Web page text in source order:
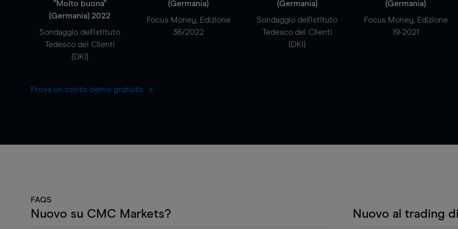
"Molto buona"
(Germania) 2022
Sondaggio dell'Istituto
Tedesco dei Clienti
(DKI)
(Germania)
Focus Money, Edizione
36/2022
(Germania)
Sondaggio dell'Istituto
Tedesco dei Clienti
(DKI)
(Germania)
Focus Money, Edizione
19-2021
Prova un conto demo gratuito
FAQS
Nuovo su CMC Markets? Nuovo al trading